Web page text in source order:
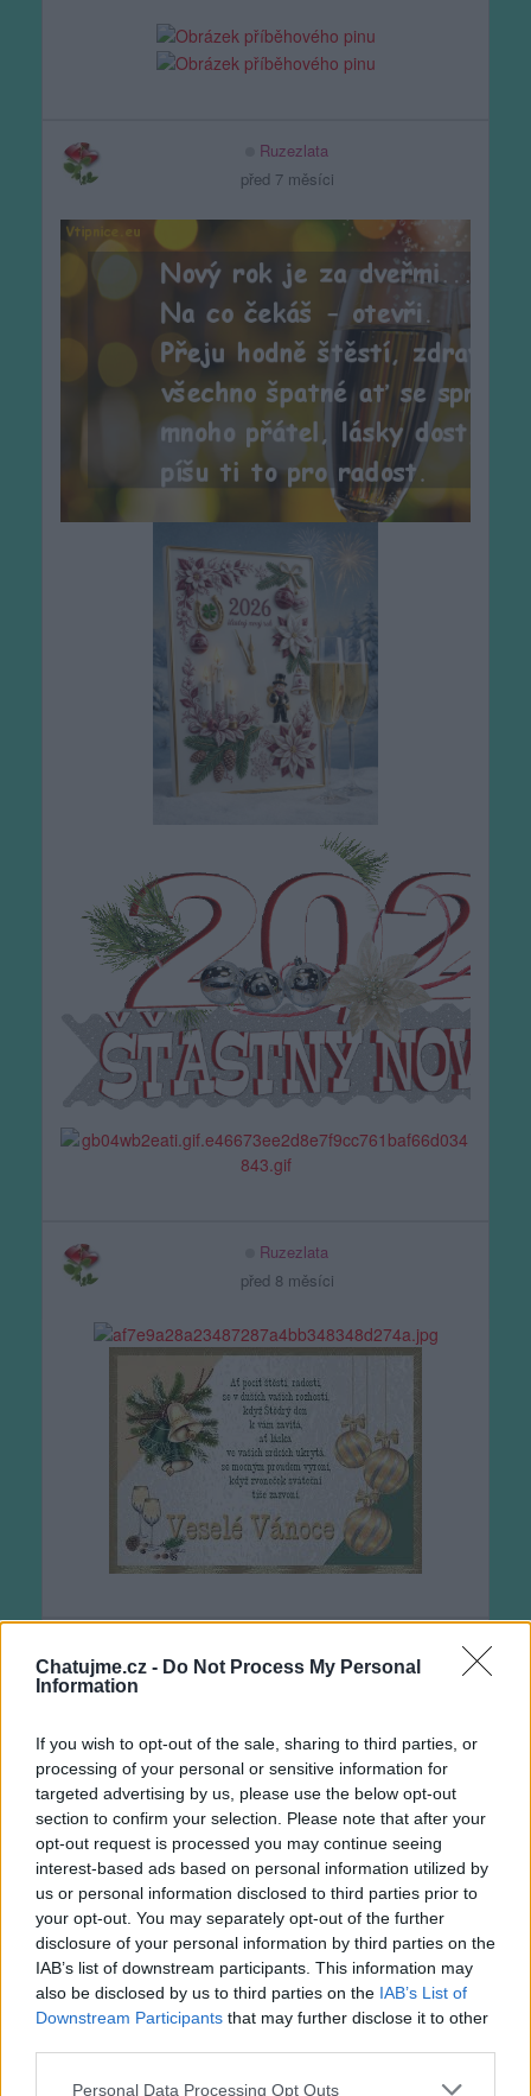
Chatujme.cz - Do Not Process My Personal
Information
If you wish to opt-out of the sale, sharing to third parties, or
processing of your personal or sensitive information for
targeted advertising by us, please use the below opt-out
section to confirm your selection. Please note that after your
opt-out request is processed you may continue seeing
interest-based ads based on personal information utilized by
us or personal information disclosed to third parties prior to
your opt-out. You may separately opt-out of the further
disclosure of your personal information by third parties on the
IAB’s list of downstream participants. This information may
also be disclosed by us to third parties on the IAB’s List of
Downstream Participants that may further disclose it to other
Personal Data Processing Opt Outs
Ruzezlata
před 7 měsíci
Ruzezlata
před 8 měsíci
před 8 měsíci